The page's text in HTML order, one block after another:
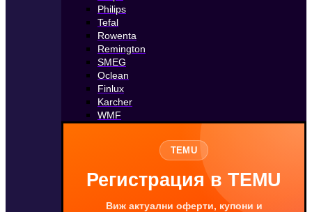
Philips
Tefal
Rowenta
Remington
SMEG
Oclean
Finlux
Karcher
WMF
TEMU
Регистрация в TEMU
Виж актуални оферти, купони и